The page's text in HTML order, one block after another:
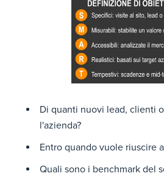
Di quanti nuovi lead, clienti
l'azienda?
Entro quando vuole riuscire
Quali sono i benchmark del